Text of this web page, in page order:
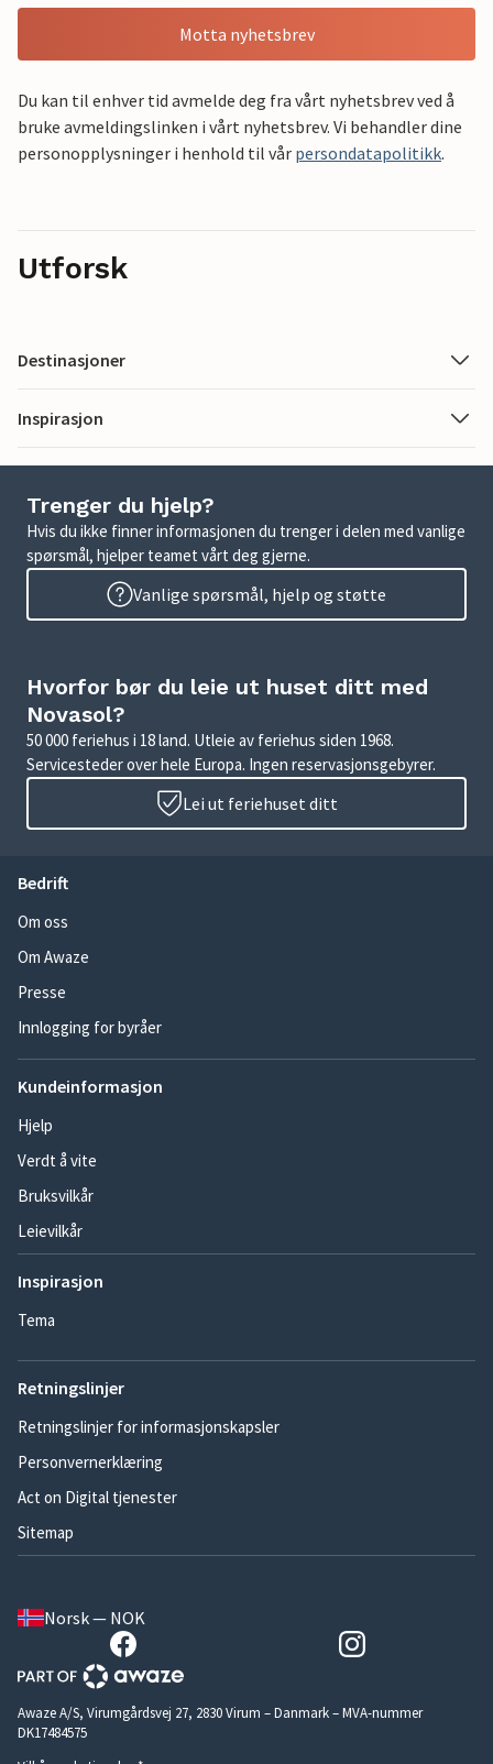
Motta nyhetsbrev
Du kan til enhver tid avmelde deg fra vårt nyhetsbrev ved å
bruke avmeldingslinken i vårt nyhetsbrev. Vi behandler dine
personopplysninger i henhold til vår persondatapolitikk.
Utforsk
Destinasjoner
Inspirasjon
Trenger du hjelp?
Hvis du ikke finner informasjonen du trenger i delen med vanlige
spørsmål, hjelper teamet vårt deg gjerne.
Vanlige spørsmål, hjelp og støtte
Hvorfor bør du leie ut huset ditt med
Novasol?
50 000 feriehus i 18 land. Utleie av feriehus siden 1968.
Servicesteder over hele Europa. Ingen reservasjonsgebyrer.
Lei ut feriehuset ditt
Bedrift
Om oss
Om Awaze
Presse
Innlogging for byråer
Kundeinformasjon
Hjelp
Verdt å vite
Bruksvilkår
Leievilkår
Inspirasjon
Tema
Retningslinjer
Retningslinjer for informasjonskapsler
Personvernerklæring
Act on Digital tjenester
Sitemap
Norsk — NOK
Awaze A/S, Virumgårdsvej 27, 2830 Virum – Danmark – MVA-nummer
DK17484575